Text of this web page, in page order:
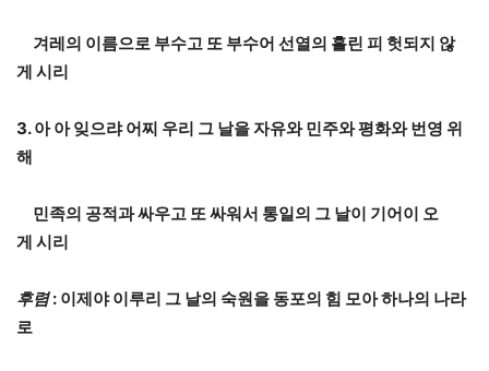
겨레의 이름으로 부수고 또 부수어 선열의 흘린 피 헛되지 않
게 시리
3.아 아 잊으랴 어찌 우리 그 날을자유와 민주와평화와 번영 위
해
민족의 공적과싸우고 또 싸워서 통일의 그 날이 기어이 오
게 시리
후렴: 이제야 이루리 그 날의 숙원을 동포의 힘 모아하나의 나라
로